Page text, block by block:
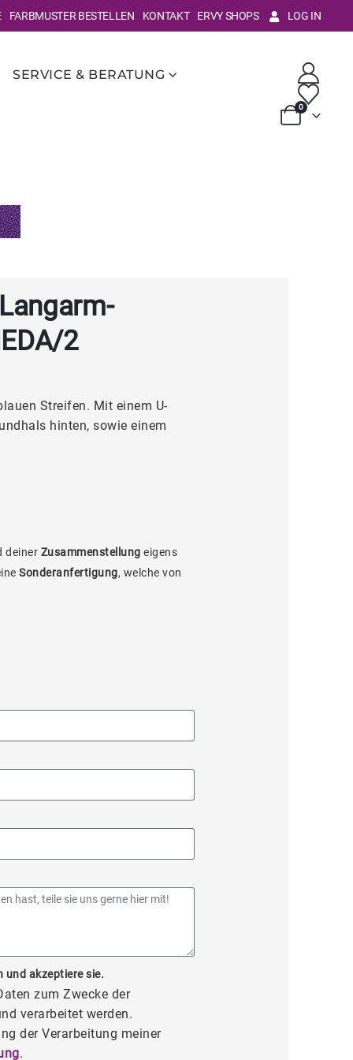
FARBMUSTER BESTELLEN KONTAKT ERVY SHOPS LOG IN
SERVICE & BERATUNG
0
2
Streifen. Mit einem U-
hinten, sowie einem
deiner Zusammenstellung eigens
Sonderanfertigung, welche von
und akzeptiere sie.
zum Zwecke der
verarbeitet werden.
der Verarbeitung meiner
.